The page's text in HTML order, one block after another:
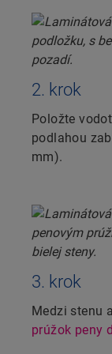
2. krok
Položte
podlahou
mm).
3. krok
Medzi stenu
prúžok peny